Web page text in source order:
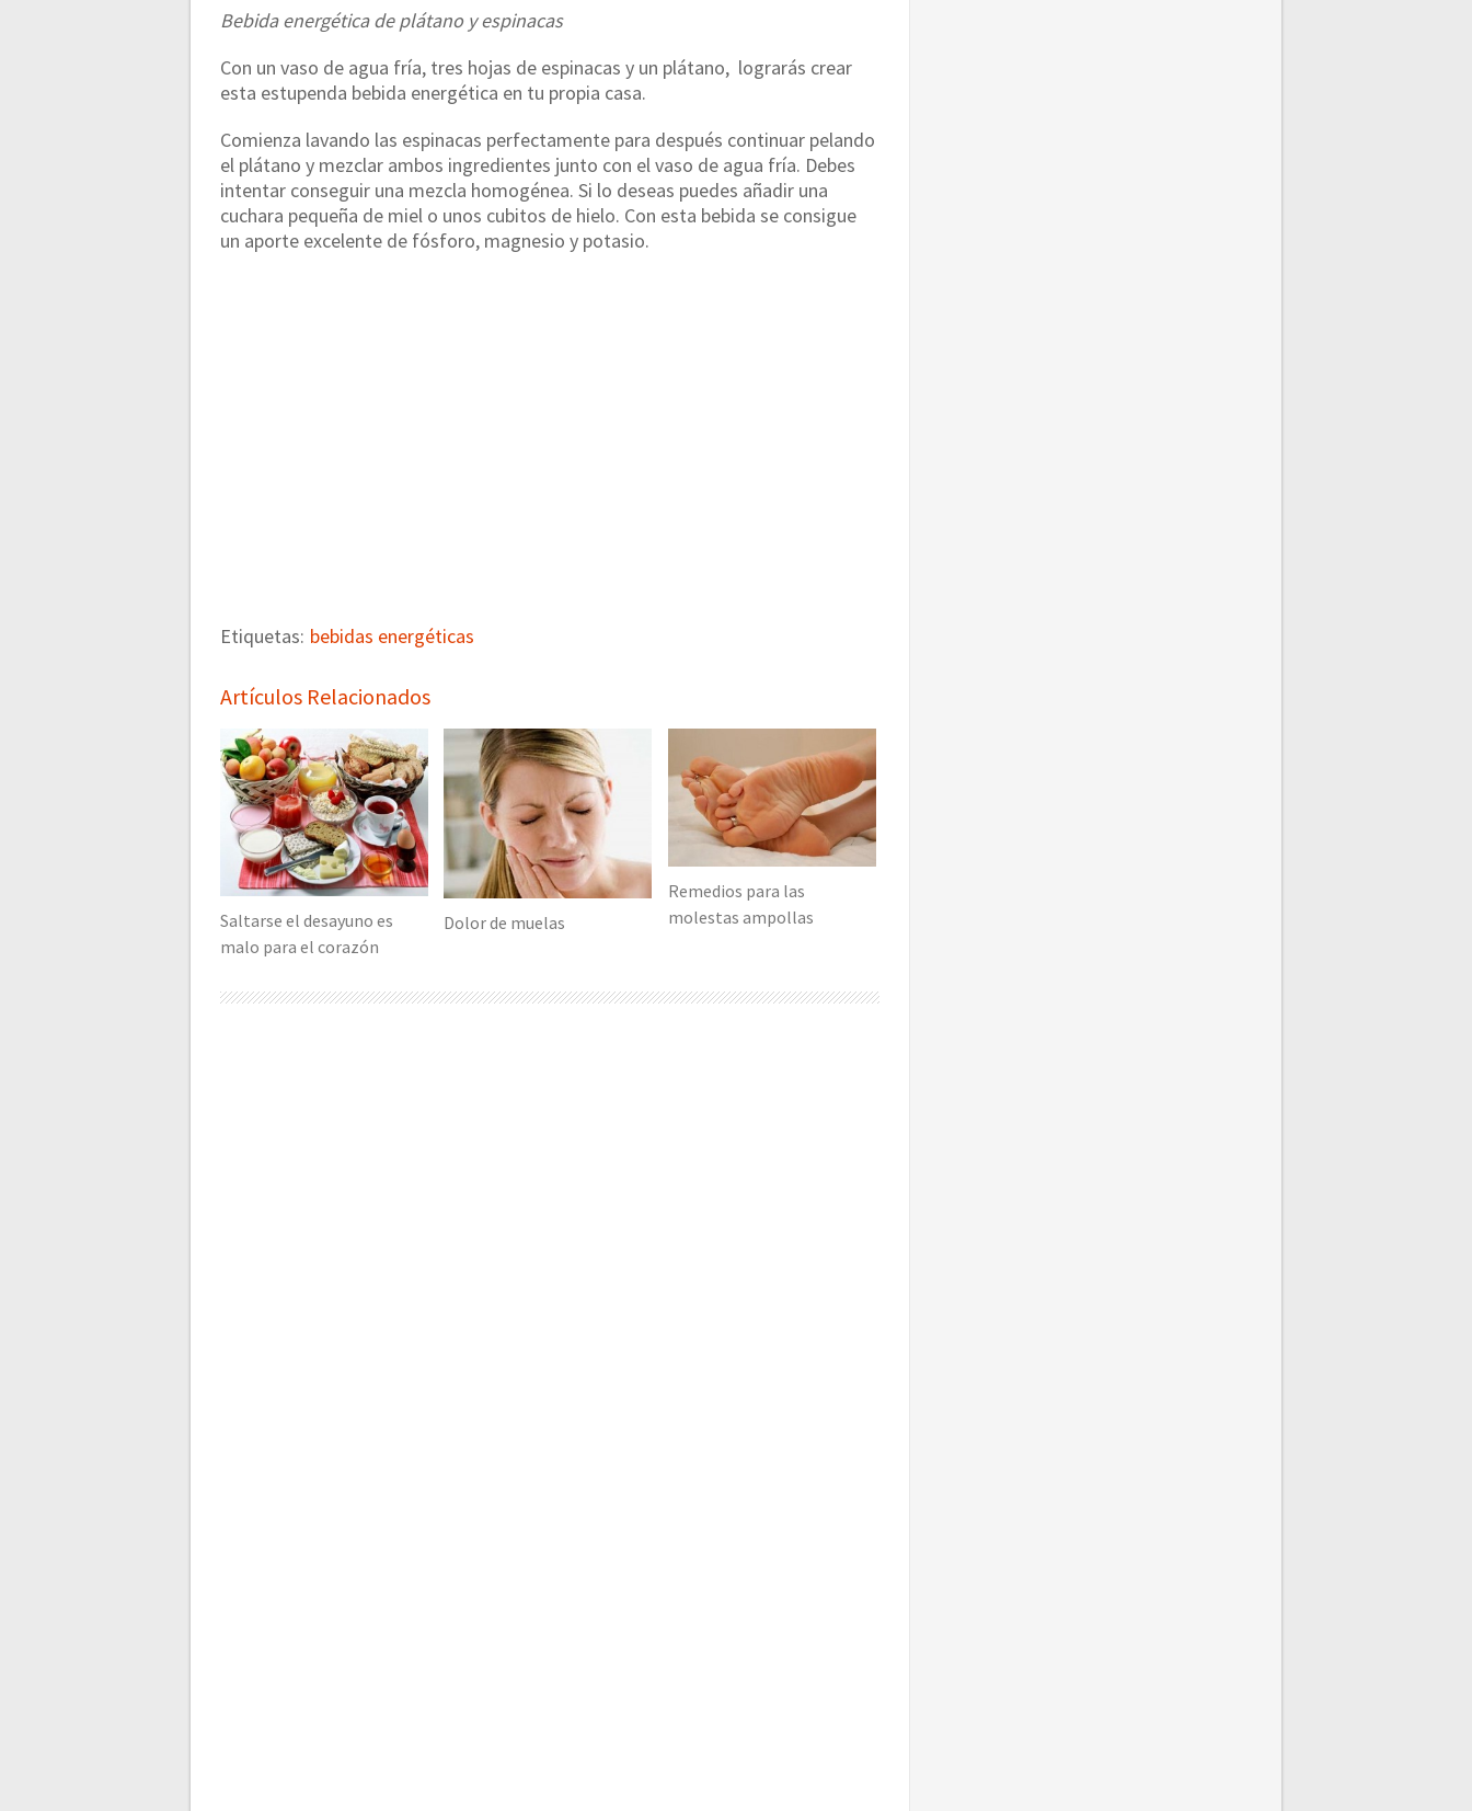
Bebida energética de plátano y espinacas
Con un vaso de agua fría, tres hojas de espinacas y un plátano, lograrás crear
esta estupenda bebida energética en tu propia casa.
Comienza lavando las espinacas perfectamente para después continuar pelando
el plátano y mezclar ambos ingredientes junto con el vaso de agua fría. Debes
intentar conseguir una mezcla homogénea. Si lo deseas puedes añadir una
cuchara pequeña de miel o unos cubitos de hielo. Con esta bebida se consigue
un aporte excelente de fósforo, magnesio y potasio.
Etiquetas: bebidas energéticas
Artículos Relacionados
Saltarse el desayuno es
malo para el corazón
Dolor de muelas
Remedios para las
molestas ampollas